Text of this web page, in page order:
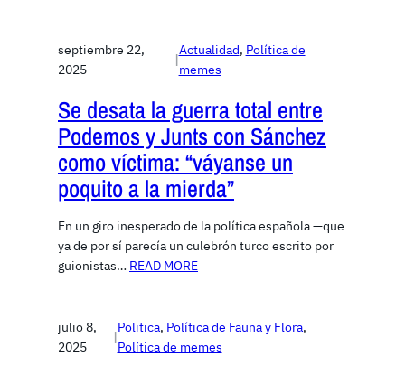
septiembre 22,
2025
|
Actualidad, Política de
memes
Se desata la guerra total entre
Podemos y Junts con Sánchez
como víctima: “váyanse un
poquito a la mierda”
En un giro inesperado de la política española —que
ya de por sí parecía un culebrón turco escrito por
guionistas… READ MORE
julio 8,
2025
|
Politica, Política de Fauna y Flora
Política de memes